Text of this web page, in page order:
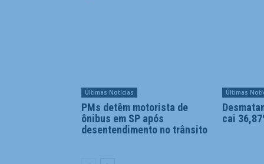
Últimas Notícias
PMs detêm motorista de
ônibus em SP após
desentendimento no trânsito
Últimas
cai